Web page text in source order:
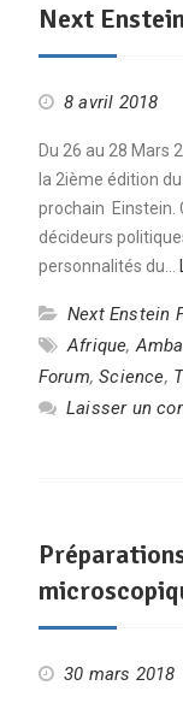
Next
8 avril 2018
Du 26 au 28 Mars
la 2ième édition
prochain Einstein.
décideurs
personnalités du…
Next Enstein
Afrique,
Forum,Science,
Laisser un
30 mars 2018